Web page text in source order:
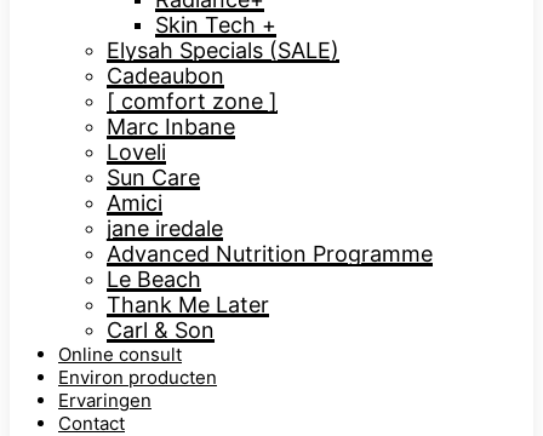
Skin Tech +
Elysah Specials (SALE)
Cadeaubon
[ comfort zone ]
Marc Inbane
Loveli
Sun Care
Amici
jane iredale
Advanced Nutrition Programme
Le Beach
Thank Me Later
Carl & Son
Online consult
Environ producten
Ervaringen
Contact